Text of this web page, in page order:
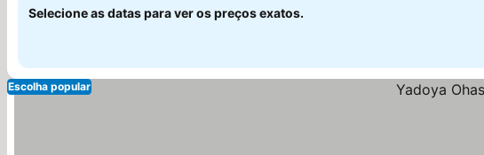
Selecione as datas para ver os preços exatos.
Escolha popular